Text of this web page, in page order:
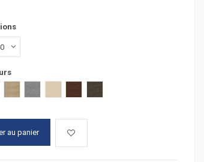
moyen
chêne veiné
au panier